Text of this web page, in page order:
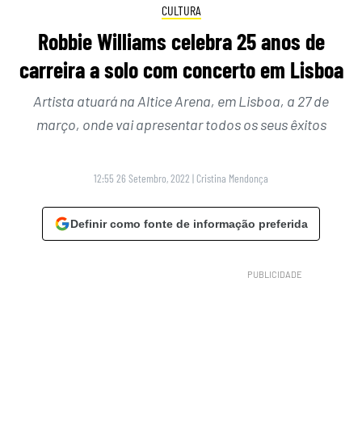
CULTURA
Robbie Williams celebra 25 anos de
carreira a solo com concerto em Lisboa
Artista atuará na Altice Arena, em Lisboa, a 27 de
março, onde vai apresentar todos os seus êxitos
12:55 26 Setembro, 2022 | Cristina Mendonça
Definir como fonte de informação preferida